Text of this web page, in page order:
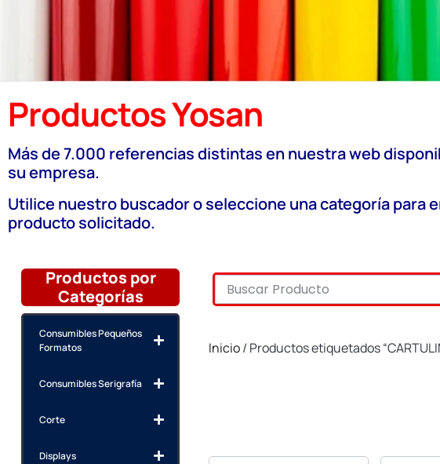
Productos Yosan
Más de 7.000 referencias distintas en nuestra web
su empresa.
Utilice nuestro buscador o seleccione una categoría para
producto solicitado.
Productos por
Categorías
Consumibles Pequeños
Formatos
Consumibles Serigrafía
Corte
Displays
Inicio/ Productos etiquetados